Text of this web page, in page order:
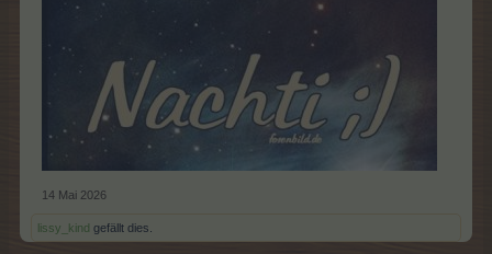
14 Mai 2026
lissy_kind gefällt dies.